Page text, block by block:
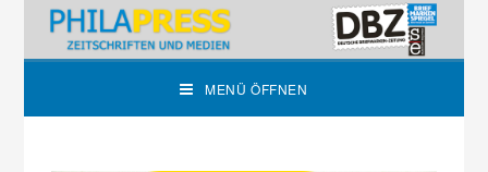
MENÜ ÖFFNEN